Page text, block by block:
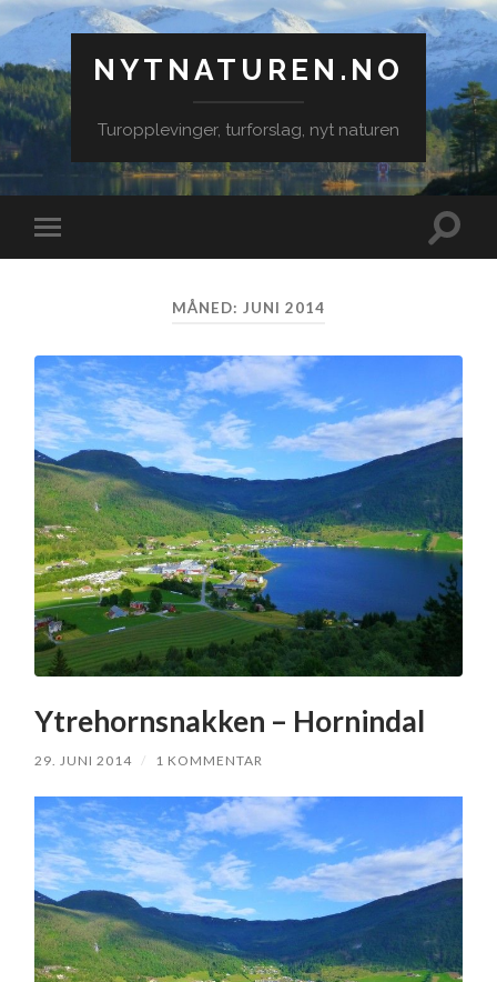
NYTNATUREN.NO
Turopplevinger, turforslag, nyt naturen
Veksle
mobilmeny
Veksle
MÅNED: JUNI 2014
Ytrehornsnakken – Hornindal
29. JUNI 2014 / 1 KOMMENTAR